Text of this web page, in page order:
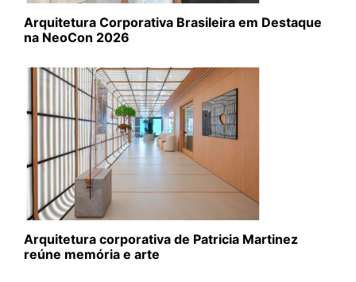
Arquitetura Corporativa Brasileira em Destaque
na NeoCon 2026
Arquitetura corporativa de Patricia Martinez
reúne memória e arte